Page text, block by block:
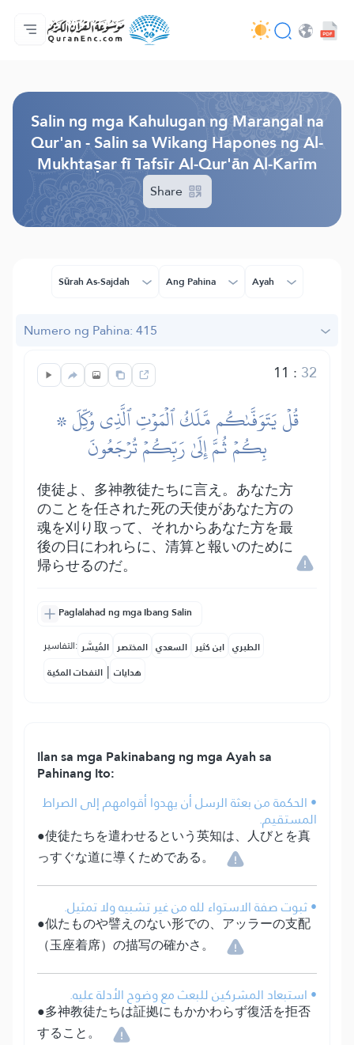
Ang Pangunahin
Indise ng mga Salin
Audio
Mga Serbisyo ng mga Developer - API
Tungkol
makipag-ugnayan sa amin
Ang Wika
Salin ng mga Kahulugan ng Marangal na
Qur'an - Salin sa Wikang Hapones ng Al-
Mukhtaṣar fī Tafsīr Al-Qur'ān Al-Karīm
Share
Sūrah As-Sajdah Ang Pahina Ayah
Numero ng Pahina: 415
11 : 32
۞ قُلۡ يَتَوَفَّىٰكُم مَّلَكُ ٱلۡمَوۡتِ ٱلَّذِي وُكِّلَ
بِكُمۡ ثُمَّ إِلَىٰ رَبِّكُمۡ تُرۡجَعُونَ
使徒よ、多神教徒たちに言え。あなた方
のことを任された死の天使があなた方の
魂を刈り取って、それからあなた方を最
後の日にわれらに、清算と報いのために
帰らせるのだ。
Paglalahad ng mga Ibang Salin
التفاسير: المُيسَّر المختصر السعدي ابن كثير الطبري
النفحات المكية | هدايات
Ilan sa mga Pakinabang ng mga Ayah sa
Pahinang Ito:
• الحكمة من بعثة الرسل أن يهدوا أقوامهم إلى الصراط
المستقيم.
●使徒たちを遣わせるという英知は、人びとを真
っすぐな道に導くためである。
• ثبوت صفة الاستواء لله من غير تشبيه ولا تمثيل.
●似たものや譬えのない形での、アッラーの支配
（玉座着席）の描写の確かさ。
• استبعاد المشركين للبعث مع وضوح الأدلة عليه.
●多神教徒たちは証拠にもかかわらず復活を拒否
すること。